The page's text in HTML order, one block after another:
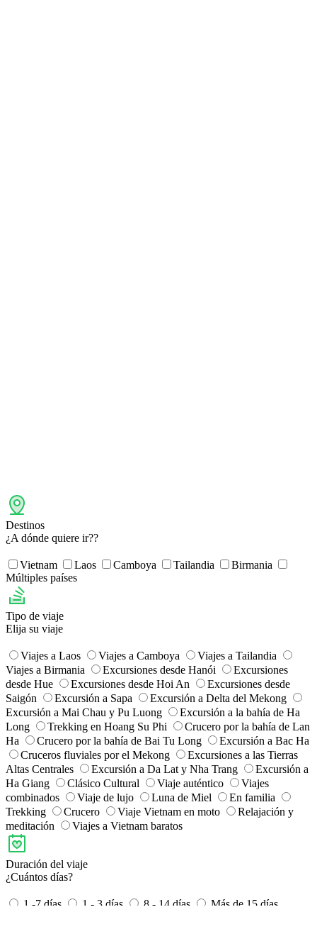
Destinos
¿A dónde quiere ir??
Vietnam Laos Camboya Tailandia
Birmania
Múltiples países
Tipo de viaje
Elija su viaje
Viajes a Laos Viajes a Camboya
Viajes a Tailandia
Viajes a Birmania
Excursiones desde Hanói
Excursiones
desde Hue
​Excursiones desde Hoi An
​Excursiones desde
Saigón
Excursión a Sapa
Excursión a Delta del Mekong
Excursión a Mai Chau y Pu Luong
Excursión a la bahía de Ha
Long
Trekking en Hoang Su Phi
Crucero por la bahía de Lan
Ha
Crucero por la bahía de Bai Tu Long
Excursión a Bac Ha
Cruceros fluviales por el Mekong
Excursiones a las Tierras
Altas Centrales
Excursión a Da Lat y Nha Trang
Excursión a
Ha Giang
Clásico Cultural Viaje auténtico
Viajes
combinados
Viaje de lujo Luna de Miel
En familia
Trekking
Crucero Viaje Vietnam en moto
Relajación y
meditación
Viajes a Vietnam baratos
Duración del viaje
¿Cuántos días?
1 -7 días 1 - 3 días 8 - 14 días Más de 15 días